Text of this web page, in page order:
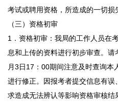
考试或聘用资格，所造成的一切损
（三）资格初审
1．资格初审：我局的工作人员在
息和上传的资料进行初步审查。
月3日17：00期间注意及时查询本
进行修正。因报考者提交信息有
求造成无法辨认等影响资格审核